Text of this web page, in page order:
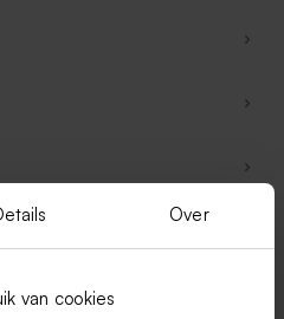
Over
van cookies